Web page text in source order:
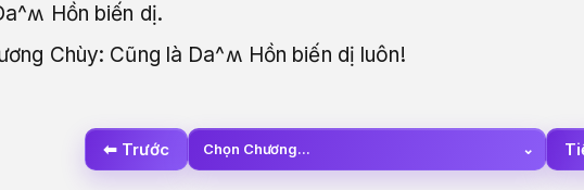
Hồn biến dị.
Chùy: Cũng là Da^ʍ Hồn biến dị luôn!
⬅ Trước Chọn Chương... ⌄